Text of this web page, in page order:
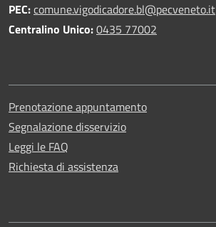
PEC:comune.vigodicadore.bl@pecveneto.it
Centralino Unico:0435 77002
Prenotazione appuntamento
Segnalazione disservizio
Leggi le FAQ
Richiesta di assistenza